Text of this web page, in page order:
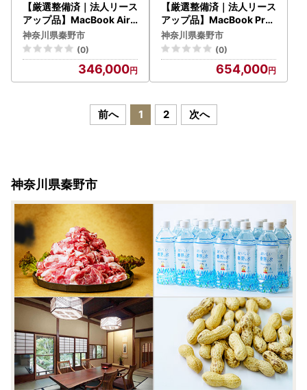
【厳選整備済｜法人リース
アップ品】MacBook Air 1
3インチ M2 / 16GB / 256
GB｜★美品・動作確認済
【現品限り】346-01
神奈川県秦野市
(0)
346,000
【厳選整備済｜法人リース
アップ品】MacBook Pro
14インチ M3 / 24GB / 512
G SSD｜★美品・動作確
認済｜★化粧箱付き【現
品限り】 654-01
神奈川県秦野市
(0)
654,000
前へ 1 2 次へ
神奈川県秦野市